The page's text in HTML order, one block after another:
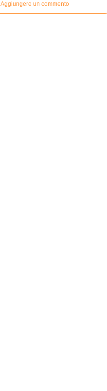
Aggiungere un commento